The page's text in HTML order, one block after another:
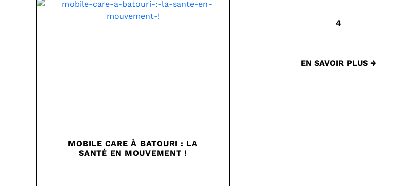
MOBILE CARE À BATOURI : LA
SANTÉ EN MOUVEMENT !
4
EN SAVOIR PLUS →